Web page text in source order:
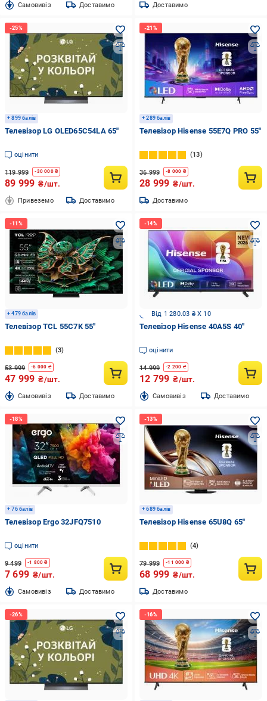
Cамовивіз Доставимо Доставимо
+ 899 балів
Телевізор LG OLED65C54LA 65″
оцінити
119 999 -30 000₴
89 999 ₴/шт.
Привеземо Доставимо
+ 289 балів
Телевізор Hisense 55E7Q PRO 55″
13
36 999 -8 000 ₴
28 999 ₴/шт.
Доставимо
+ 479 балів
Телевізор TCL 55C7K 55″
3
53 999 -6 000 ₴
47 999 ₴/шт.
Cамовивіз Доставимо
Від 1 280.03 ₴ X 10
Телевізор Hisense 40A5S 40″
оцінити
14 999 -2 200 ₴
12 799 ₴/шт.
Cамовивіз Доставимо
+ 76 балів
Телевізор Ergo 32JFQ7510
оцінити
9 499 -1 800 ₴
7 699 ₴/шт.
Cамовивіз Доставимо
+ 689 балів
Телевізор Hisense 65U8Q 65″
4
79 999 -11 000 ₴
68 999 ₴/шт.
Доставимо